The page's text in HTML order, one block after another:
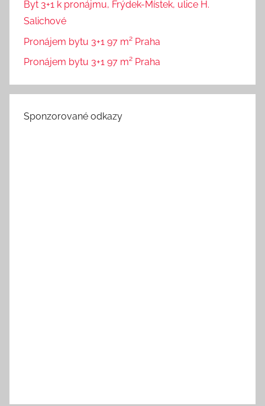
Byt 3+1 k pronájmu, Frýdek-Místek, ulice H.
Salichové
Pronájem bytu 3+1 97 m² Praha
Pronájem bytu 3+1 97 m² Praha
Sponzorované odkazy